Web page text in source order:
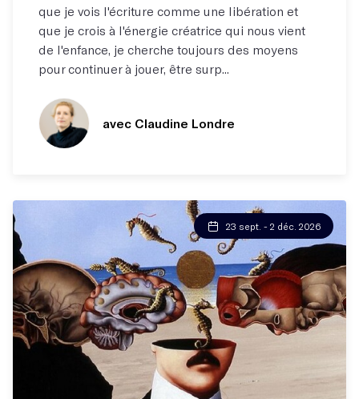
que je vois l'écriture comme une libération et
que je crois à l'énergie créatrice qui nous vient
de l'enfance, je cherche toujours des moyens
pour continuer à jouer, être surp...
avec Claudine Londre
23 sept. - 2 déc. 2026